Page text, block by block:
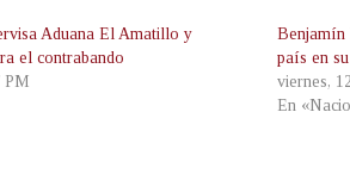
Aduana El Amatillo y
el contrabando
PM
Benjamín
país en
viernes,
En